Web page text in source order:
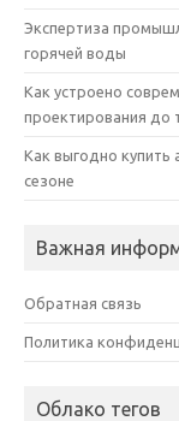
Экспертиза
горячей воды
Как устроено
проектирования до
Как выгодно купить
сезоне
Важная
Обратная связь
Политика
Облако тегов